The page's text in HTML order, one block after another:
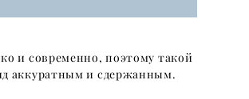
и современно, поэтому такой
аккуратным и сдержанным.